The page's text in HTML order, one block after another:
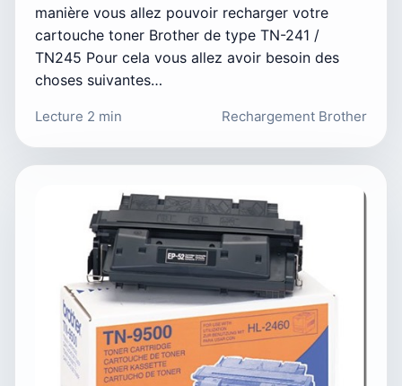
manière vous allez pouvoir recharger votre
cartouche toner Brother de type TN-241 /
TN245 Pour cela vous allez avoir besoin des
choses suivantes…
Lecture 2 min Rechargement Brother